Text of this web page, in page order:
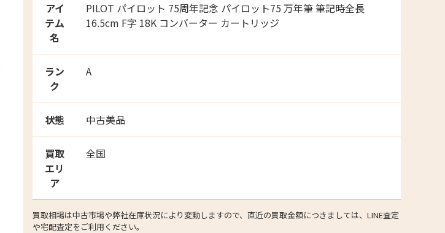
アイ
テム
名
PILOT パイロット 75周年記念 パイロット75 万年筆 筆記時全長
16.5cm F字 18K コンバーター カートリッジ
ラン
ク
A
状態 中古美品
買取
エリ
ア
全国
買取相場は中古市場や弊社在庫状況により変動しますので、直近の買取金額につきましては、LINE査定
や宅配査定をご利用ください。